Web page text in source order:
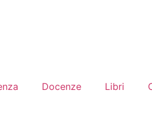
Docenze Libri